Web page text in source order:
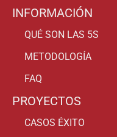
INFORMACIÓN
QUÉ SON LAS 5S
METODOLOGÍA
FAQ
PROYECTOS
CASOS ÉXITO